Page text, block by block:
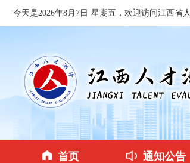
今天是2026年8月7日 星期五，欢迎访问江西省
首页 通知公告